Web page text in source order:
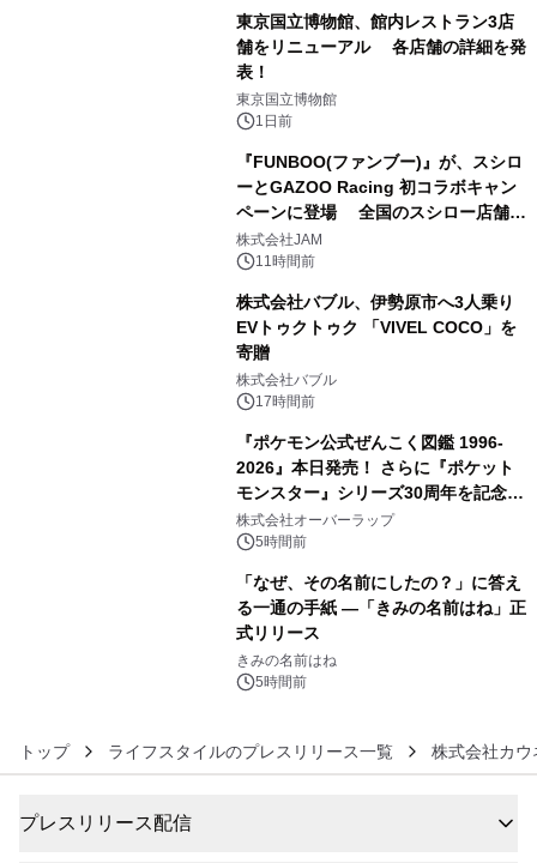
東京国立博物館、館内レストラン3店
舗をリニューアル 各店舗の詳細を発
表！
東京国立博物館
1日前
『FUNBOO(ファンブー)』が、スシロ
ーとGAZOO Racing 初コラボキャン
ペーンに登場 全国のスシロー店舗で
GR 4車種の FUNBOO(ミニカー)付き
メニューが展開されます
株式会社JAM
11時間前
株式会社バブル、伊勢原市へ3人乗り
EVトゥクトゥク 「VIVEL COCO」を
寄贈
株式会社バブル
17時間前
『ポケモン公式ぜんこく図鑑 1996-
2026』本日発売！ さらに『ポケット
モンスター』シリーズ30周年を記念し
た画集『ポケットモンスター ビジュア
ルアートブック』の発売決定！ 2026
株式会社オーバーラップ
5時間前
「なぜ、その名前にしたの？」に答え
る一通の手紙 ―「きみの名前はね」正
式リリース
きみの名前はね
5時間前
トップ ライフスタイルのプレスリリース一覧 株式会社カウ
プレスリリース配信